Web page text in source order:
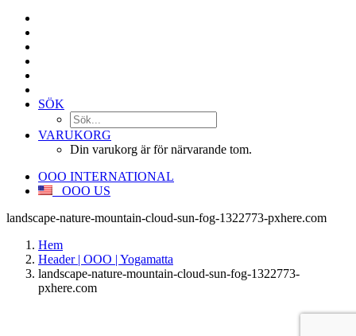
SÖK
VARUKORG
Din varukorg är för närvarande tom.
OOO INTERNATIONAL
OOO US
landscape-nature-mountain-cloud-sun-fog-1322773-pxhere.com
Hem
Header | OOO | Yogamatta
landscape-nature-mountain-cloud-sun-fog-1322773-
pxhere.com